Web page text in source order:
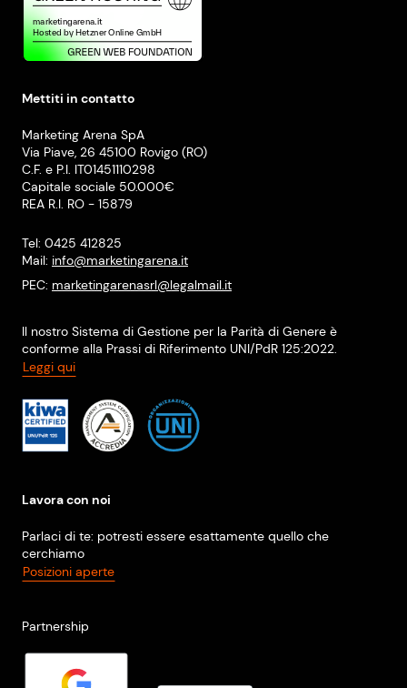
Mettiti in contatto
Marketing Arena SpA
Via Piave, 26 45100 Rovigo (RO)
C.F. e P.I. IT01451110298
Capitale sociale 50.000€
REA R.I. RO - 15879
Tel: 0425 412825
Mail: info@marketingarena.it
PEC: marketingarenasrl@legalmail.it
Il nostro Sistema di Gestione per la Parità di Genere è
conforme alla Prassi di Riferimento UNI/PdR 125:2022.
Leggi qui
Lavora con noi
Parlaci di te: potresti essere esattamente quello che
cerchiamo
Posizioni aperte
Partnership